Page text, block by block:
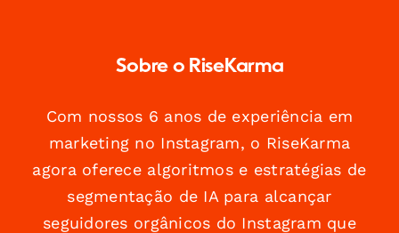
Sobre o RiseKarma
Com nossos 6 anos de experiência em
marketing no Instagram, o RiseKarma
agora oferece algoritmos e estratégias de
segmentação de IA para alcançar
seguidores orgânicos do Instagram que